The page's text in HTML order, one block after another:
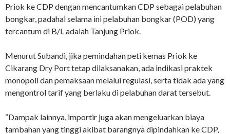
Priok ke CDP dengan mencantumkan CDP sebagai pelabuhan
bongkar, padahal selama ini pelabuhan bongkar (POD) yang
tercantum di B/L adalah Tanjung Priok.
Menurut Subandi, jika pemindahan peti kemas Priok ke
Cikarang Dry Port tetap dilaksanakan, ada indikasi praktek
monopoli dan pemaksaan melalui regulasi, serta tidak ada yang
mengontrol tarif yang berlaku di pelabuhan darat tersebut.
“Dampak lainnya, importir juga akan mengeluarkan biaya
tambahan yang tinggi akibat barangnya dipindahkan ke CDP,